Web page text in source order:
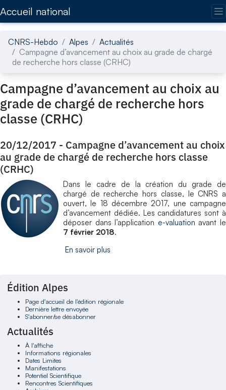
Accueil national
CNRS-Hebdo Alpes
Actualités
Campagne d’avancement au choix au grade de chargé
de recherche hors classe (CRHC)
Campagne d’avancement au choix au
grade de chargé de recherche hors
classe (CRHC)
20/12/2017 - Campagne d’avancement au choix
au grade de chargé de recherche hors classe
(CRHC)
Dans le cadre de la création du grade de
chargé de recherche hors classe, le CNRS a
ouvert, le 18 décembre 2017, une campagne
d’avancement dédiée. Les candidatures sont à
déposer dans l’application e-valuation avant le
7 février 2018.
En savoir plus
Édition Alpes
Page d'accueil de l'édition régionale
Dernière lettre envoyée
S'abonner/se désabonner
Actualités
À l'affiche
Informations régionales
Dates Limites
Manifestations
Potentiel Scientifique
Rencontres Scientifiques